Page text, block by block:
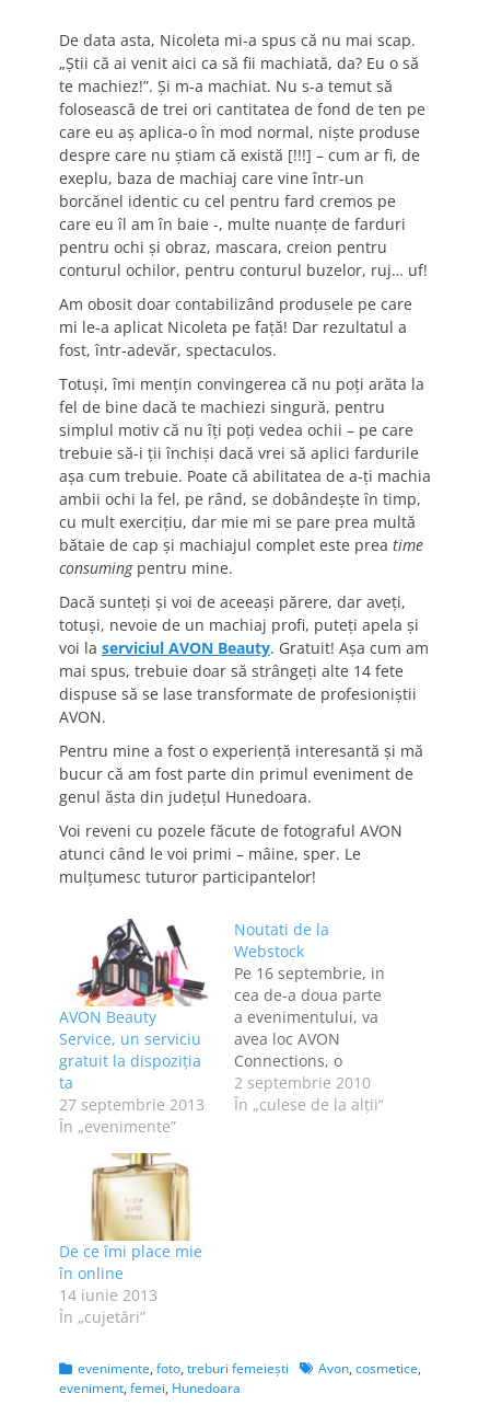
De data asta, Nicoleta mi-a spus că nu mai scap.
„Ştii că ai venit aici ca să fii machiată, da? Eu o să
te machiez!”. Şi m-a machiat. Nu s-a temut să
folosească de trei ori cantitatea de fond de ten pe
care eu aş aplica-o în mod normal, nişte produse
despre care nu ştiam că există [!!!] – cum ar fi, de
exeplu, baza de machiaj care vine într-un
borcănel identic cu cel pentru fard cremos pe
care eu îl am în baie -, multe nuanţe de farduri
pentru ochi şi obraz, mascara, creion pentru
conturul ochilor, pentru conturul buzelor, ruj… uf!
Am obosit doar contabilizând produsele pe care
mi le-a aplicat Nicoleta pe faţă! Dar rezultatul a
fost, într-adevăr, spectaculos.
Totuşi, îmi menţin convingerea că nu poţi arăta la
fel de bine dacă te machiezi singură, pentru
simplul motiv că nu îţi poţi vedea ochii – pe care
trebuie să-i ţii închişi dacă vrei să aplici fardurile
aşa cum trebuie. Poate că abilitatea de a-ţi machia
ambii ochi la fel, pe rând, se dobândeşte în timp,
cu mult exerciţiu, dar mie mi se pare prea multă
bătaie de cap şi machiajul complet este prea time
consumingpentru mine.
Dacă sunteţi şi voi de aceeaşi părere, dar aveţi,
totuşi, nevoie de un machiaj profi, puteţi apela şi
voi la serviciul AVON Beauty. Gratuit! Aşa cum am
mai spus, trebuie doar să strângeţi alte 14 fete
dispuse să se lase transformate de profesioniştii
AVON.
Pentru mine a fost o experienţă interesantă şi mă
bucur că am fost parte din primul eveniment de
genul ăsta din judeţul Hunedoara.
Voi reveni cu pozele făcute de fotograful AVON
atunci când le voi primi – mâine, sper. Le
mulţumesc tuturor participantelor!
AVON Beauty
Service, un serviciu
gratuit la dispoziţia
ta
27 septembrie 2013
În „evenimente”
Noutati de la
Webstock
Pe 16 septembrie, in
cea de-a doua parte
a evenimentului, va
avea loc AVON
Connections, o
conferinta inedita
dedicata retelelor
(blogger si
antreprenor),
2 septembrie 2010
În „culese de la alţii”
De ce îmi place mie
în online
14 iunie 2013
În „cujetări”
Categories
evenimente, foto, treburi femeieşti TagsAvon, cosmetice,
eveniment, femei, Hunedoara